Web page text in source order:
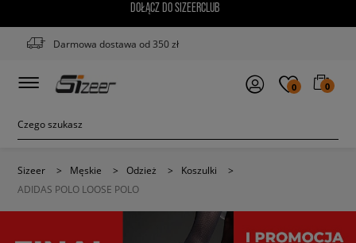
DOŁĄCZ DO SIZEERCLUB
Darmowa dostawa od 350 zł
0 0
Sizeer > Męskie > Odzież > Koszulki
>
ADIDAS POLO LOOSE POLO